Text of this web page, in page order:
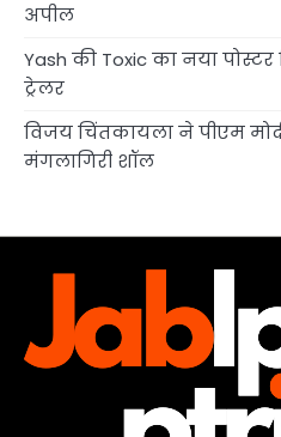
अपील
Yash की Toxic का नया
ट्रेलर
विजय चिंतकायला ने पीएम
मंगलागिरी शॉल